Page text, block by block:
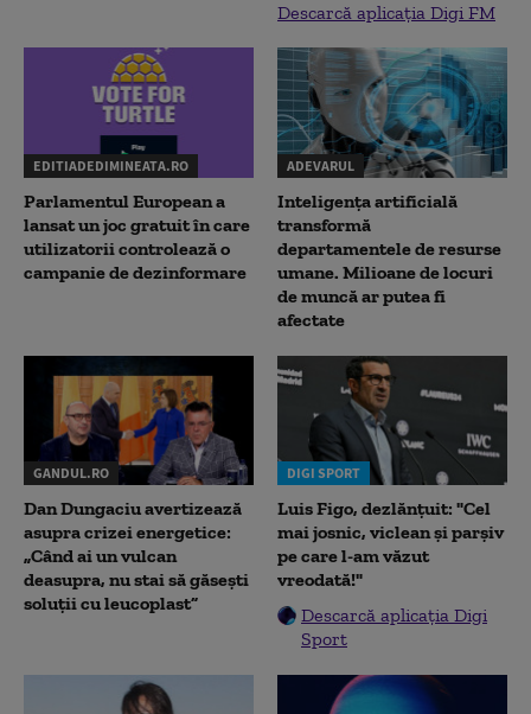
Descarcă aplicația Digi FM
EDITIADEDIMINEATA.RO
Parlamentul European a
lansat un joc gratuit în care
utilizatorii controlează o
campanie de dezinformare
ADEVARUL
Inteligența artificială
transformă
departamentele de resurse
umane. Milioane de locuri
de muncă ar putea fi
afectate
GANDUL.RO
Dan Dungaciu avertizează
asupra crizei energetice:
„Când ai un vulcan
deasupra, nu stai să găsești
soluții cu leucoplast”
DIGI SPORT
Luis Figo, dezlănțuit: "Cel
mai josnic, viclean și parșiv
pe care l-am văzut
vreodată!"
Descarcă aplicația Digi
Sport